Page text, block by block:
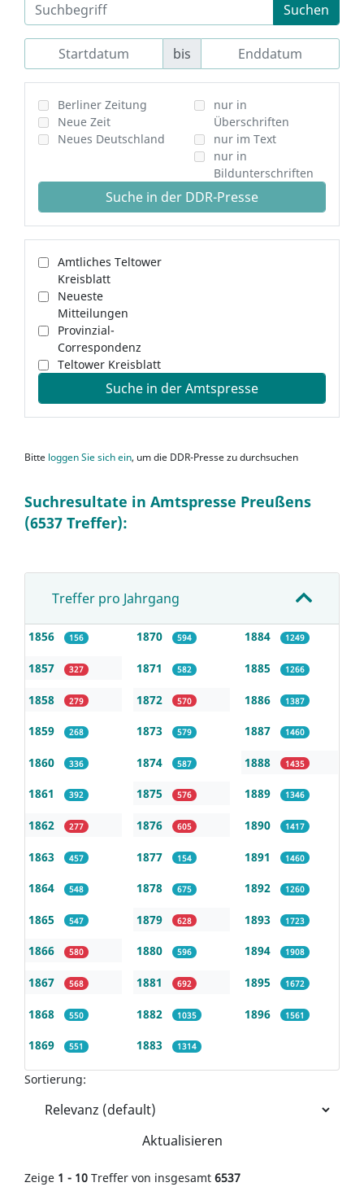
Suchen
bis
Berliner Zeitung
Neue Zeit
Neues Deutschland
nur in
Überschriften
nur im Text
nur in
Bildunterschriften
Suche in der DDR-Presse
Amtliches Teltower
Kreisblatt
Neueste
Mitteilungen
Provinzial-
Correspondenz
Teltower Kreisblatt
Suche in der Amtspresse
Bitte loggen Sie sich ein, um die DDR-Presse zu durchsuchen
Suchresultate in Amtspresse Preußens
(6537 Treffer):
Treffer pro Jahrgang
1856 156
1857 327
1858 279
1859 268
1860 336
1861 392
1862 277
1863 457
1864 548
1865 547
1866 580
1867 568
1868 550
1869 551
1870 594
1871 582
1872 570
1873 579
1874 587
1875 576
1876 605
1877 154
1878 675
1879 628
1880 596
1881 692
1882 1035
1883 1314
1884 1249
1885 1266
1886 1387
1887 1460
1888 1435
1889 1346
1890 1417
1891 1460
1892 1260
1893 1723
1894 1908
1895 1672
1896 1561
Sortierung:
Aktualisieren
Zeige 1 - 10 Treffer von insgesamt 6537